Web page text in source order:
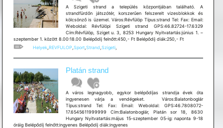
A Szigeti strand a település központjában található. A
strandfürdőn játszótér, korszerűen felszerelt vizesblokkok és
kölcsönző is üzemel. Város:Révfülöp Típus:strand Tel: Fax: Email:
Weboldal: Révfülöpi Szigeti strand GPS:46.82724-17.6329
Cím:Révfülöp, Sziget u. 3, 8253 Hungary Nyitvatartás:június 1. –
szeptember 1. között 8.00:18.00 Belépődíj felnőtt:450,- Ft Belépődíj diák:250,- Ft
Helyek, REVFULOP, Sport, Strand Szigeti,
Platán strand
A város legnagyobb, egykor belépődíjas strandja évek óta
ingyenesen várja a vendégeket. Város:Balatonboglár
Típus:strand Tel: Fax: Email: Weboldal: GPS:46.7808072-
17.6545611999999 Cím:Balatonboglár, Platán sor 18, 8630
Hungary Nyitvatartás:május 15-szeptember 05-ig: naponta 9-18
óráig Belépődíj felnőtt:ingyenes Belépődíj diák:ingyenes